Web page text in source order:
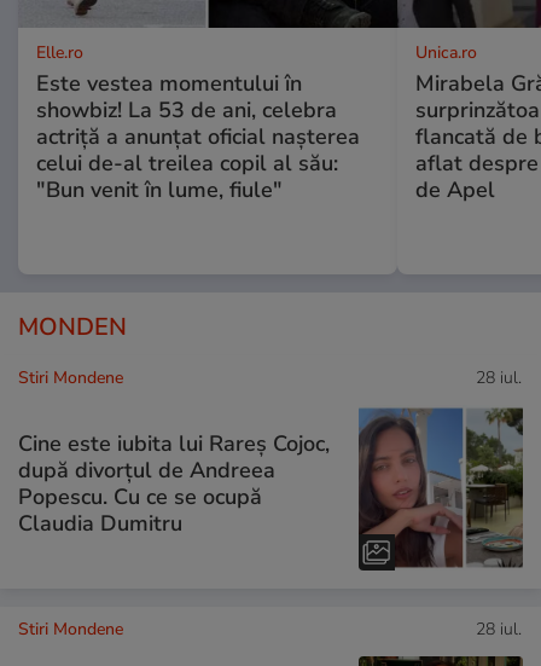
Elle.ro
Este vestea momentului în
showbiz! La 53 de ani, celebra
actriță a anunțat oficial nașterea
celui de-al treilea copil al său:
"Bun venit în lume, fiule"
Unica.ro
Mirabela
flancată de
aflat
de Apel
MONDEN
Stiri Mondene 28 iul.
Cine este iubita lui Rareș Cojoc,
după divorțul de Andreea
Popescu. Cu ce se ocupă
Claudia Dumitru
Stiri Mondene 28 iul.